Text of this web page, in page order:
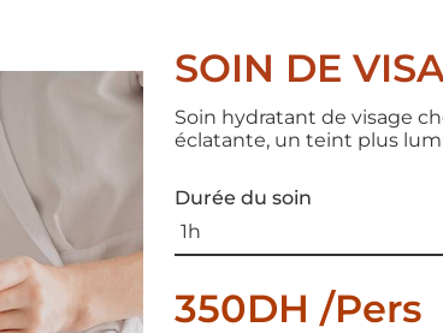
SOIN DE
Soin hydratant de visage
éclatante, un teint plus
Durée du soin
350DH /Pers